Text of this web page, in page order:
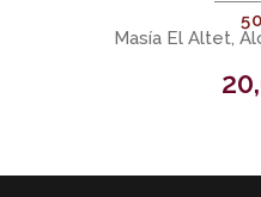
Masía El Altet,